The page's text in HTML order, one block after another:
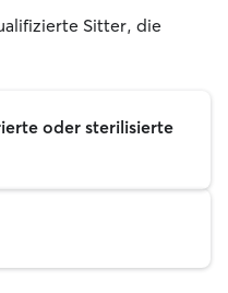
Sitter, die
oder sterilisierte